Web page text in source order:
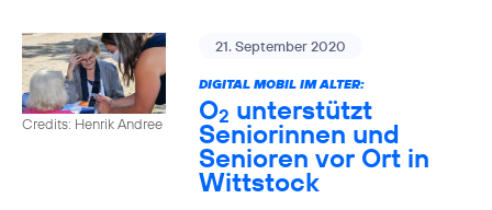
Credits: Henrik Andree
21. September 2020
DIGITAL MOBIL IM ALTER:
O2 unterstützt
Seniorinnen und
Senioren vor Ort in
Wittstock